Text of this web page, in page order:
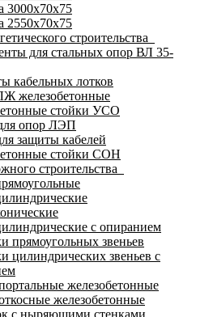
3000х70х75
2550х70х75
строительства
для стальных опор ВЛ 35-
кабельных лотков
железобетонные
стойки УСО
опор ЛЭП
защиты кабелей
стойки СОН
строительства
с опиранием
прямоугольных звеньев
цилиндрических звеньев с
железобетонные
железобетонные
с ныряющими стенками